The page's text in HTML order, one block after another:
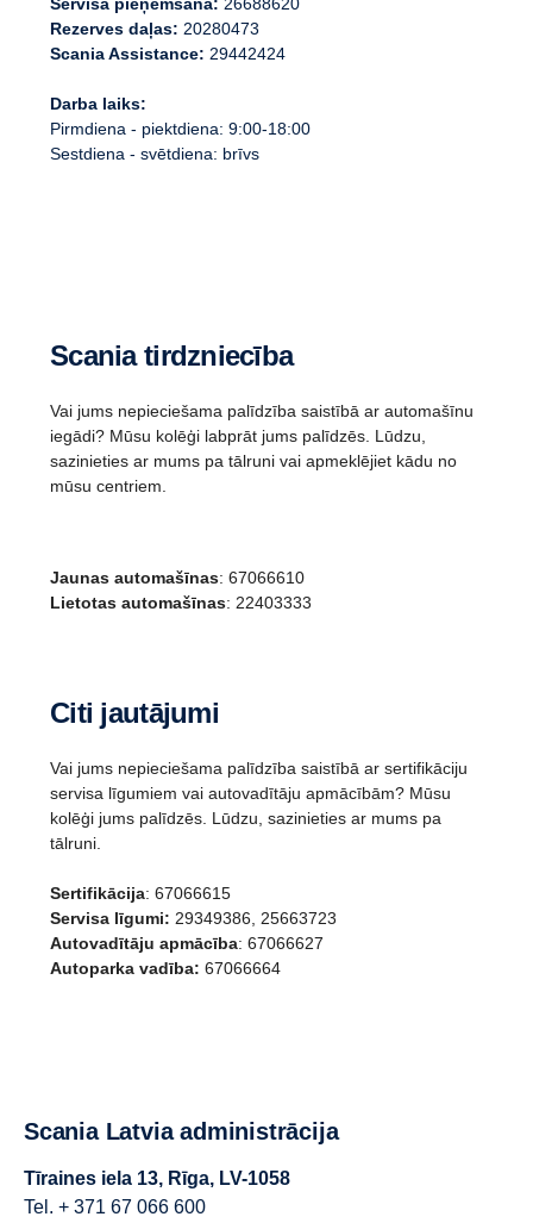
Rezerves daļas: 20280473
Scania Assistance: 29442424
Darba laiks:
Pirmdiena - piektdiena: 9:00-18:00
Sestdiena - svētdiena: brīvs
Scania tirdzniecība
Vai jums nepieciešama palīdzība saistībā ar automašīnu
iegādi? Mūsu kolēģi labprāt jums palīdzēs. Lūdzu,
sazinieties ar mums pa tālruni vai apmeklējiet kādu no
mūsu centriem.
Jaunas automašīnas: 67066610
Lietotas automašīnas: 22403333
Citi jautājumi
Vai jums nepieciešama palīdzība saistībā ar sertifikāciju
servisa līgumiem vai autovadītāju apmācībām? Mūsu
kolēģi jums palīdzēs. Lūdzu, sazinieties ar mums pa
tālruni.
Sertifikācija: 67066615
Servisa līgumi: 29349386, 25663723
Autovadītāju apmācība: 67066627
Autoparka vadība: 67066664
Scania Latvia administrācija
Tīraines iela 13, Rīga, LV-1058
Tel. + 371 67 066 600